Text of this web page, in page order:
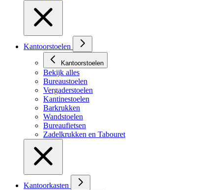
Kantoorstoelen
Kantoorstoelen
Bekijk alles
Bureaustoelen
Vergaderstoelen
Kantinestoelen
Barkrukken
Wandstoelen
Bureaufietsen
Zadelkrukken en Tabouret
Kantoorkasten